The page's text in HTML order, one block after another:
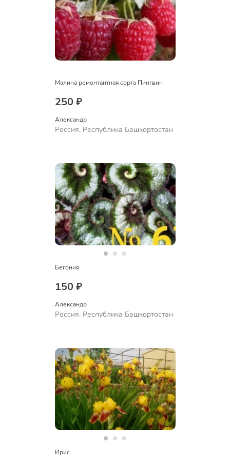
Малина ремонтантная сорта Пингвин
250 ₽
Александр
Россия, Республика Башкортостан
Бегония
150 ₽
Александр
Россия, Республика Башкортостан
Ирис